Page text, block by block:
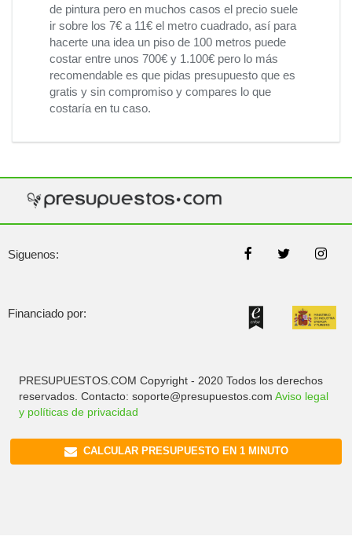
de pintura pero en muchos casos el precio suele
ir sobre los 7€ a 11€ el metro cuadrado, así para
hacerte una idea un piso de 100 metros puede
costar entre unos 700€ y 1.100€ pero lo más
recomendable es que pidas presupuesto que es
gratis y sin compromiso y compares lo que
costaría en tu caso.
Siguenos:
Financiado por:
PRESUPUESTOS.COM Copyright - 2020 Todos los derechos
reservados. Contacto: soporte@presupuestos.com Aviso legal
y políticas de privacidad
CALCULAR PRESUPUESTO EN 1 MINUTO